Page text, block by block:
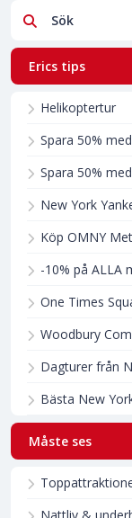
Sök
Erics tips
Helikoptertur
Spara 50%
Spara 50%
New York
Köp OMNY
-10% på ALLA
One Times
Woodbury
Dagturer från
Bästa New
Måste ses